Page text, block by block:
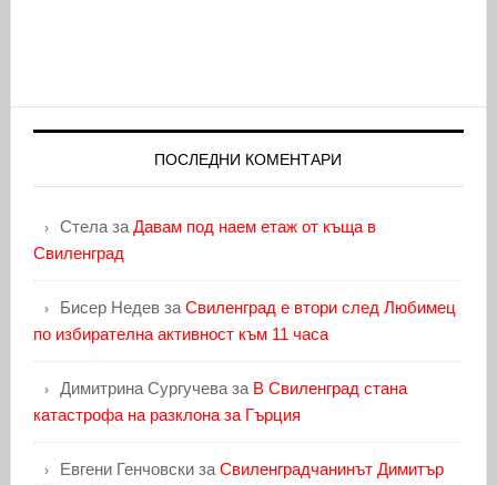
ПОСЛЕДНИ КОМЕНТАРИ
Стелаза Давам под наем етаж от къща в
Свиленград
Бисер Недевза Свиленград е втори след Любимец
по избирателна активност към 11 часа
Димитрина Сургучеваза В Свиленград стана
катастрофа на разклона за Гърция
Евгени Генчовскиза Свиленградчанинът Димитър